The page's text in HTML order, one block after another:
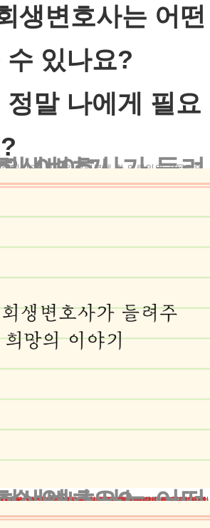
생변호사는 어떤
수 있나요?
말 나에게 필요
고자 합니다.려주는 희망의 이야기
법인의 인천개인회생변호사를 찾아왔습니다. 처음 만났을 때 그녀의 눈에는 불안과 절망이 가득했습니다. 하지만 우리는 함께 그녀의 상황을 면밀히 분석하고, 최적의 해결책을 모색했습니다.
을 통해 최선의 결과를 얻어냈습니다. 결과적으로 박 씨는 총 부채의 70%를 탕감받고 새로운 삶을 시작할 수 있었습니다. 지금 그녀는 작지만 안정적인 가게를 운영하며, 밝은 미소를 되찾았습니다.
떤 도움을 줄 수 있나요?